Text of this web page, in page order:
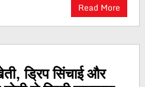
Read More
ड्रिप सिंचाई और